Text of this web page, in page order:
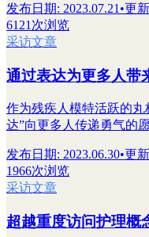
发布日期: 2023.07.21 •更
6121次浏览
采访文章
通过表达为更多人带
作为残疾人模特活跃的
达”向更多人传递勇气的
发布日期: 2023.06.30•更
1966次浏览
采访文章
超越重度访问护理概